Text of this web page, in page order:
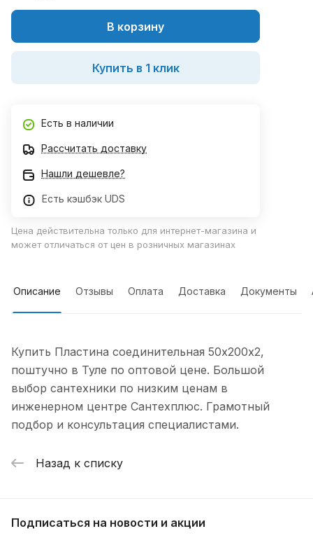
В корзину
Купить в 1 клик
Есть в наличии
Рассчитать доставку
Нашли дешевле?
Есть кэшбэк UDS
Цена действительна только для интернет-магазина и
может отличаться от цен в розничных магазинах
Описание Отзывы Оплата Доставка Документы
Купить Пластина соединительная 50х200х2,
поштучно в Туле по оптовой цене. Большой
выбор сантехники по низким ценам в
инженерном центре Сантехплюс. Грамотный
подбор и консультация специалистами.
Назад к списку
Подписаться на новости и акции